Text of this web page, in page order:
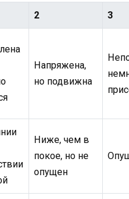
2 3
Напряжена,
но подвижна
Ниже, чем в
покое, но не
опущен